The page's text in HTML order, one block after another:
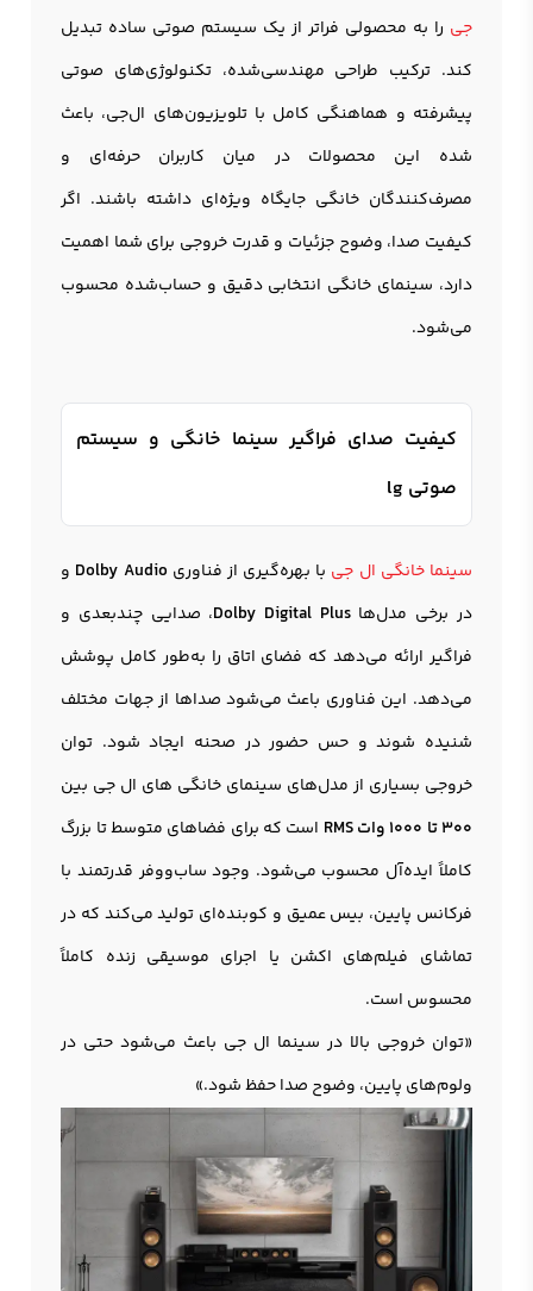
جی را به محصولی فراتر از یک سیستم صوتی ساده تبدیل
کند. ترکیب طراحی مهندسی‌شده، تکنولوژی‌های صوتی
پیشرفته و هماهنگی کامل با تلویزیون‌های ال‌جی، باعث
شده این محصولات در میان کاربران حرفه‌ای و
مصرف‌کنندگان خانگی جایگاه ویژه‌ای داشته باشند. اگر
کیفیت صدا، وضوح جزئیات و قدرت خروجی برای شما اهمیت
دارد، سینمای خانگی انتخابی دقیق و حساب‌شده محسوب
می‌شود.
کیفیت صدای فراگیر سینما خانگی و سیستم
صوتی lg
سینما خانگی ال جی با بهره‌گیری از فناوری Dolby Audio و
در برخی مدل‌هاDolby Digital Plus، صدایی چندبعدی و
فراگیر ارائه می‌دهد که فضای اتاق را به‌طور کامل پوشش
می‌دهد. این فناوری باعث می‌شود صداها از جهات مختلف
شنیده شوند و حس حضور در صحنه ایجاد شود. توان
خروجی بسیاری از مدل‌های سینمای خانگی های ال جی بین
300 تا 1000 وات RMS
است که برای فضاهای متوسط تا بزرگ
کاملاً ایده‌آل محسوب می‌شود. وجود ساب‌ووفر قدرتمند با
فرکانس پایین، بیس عمیق و کوبنده‌ای تولید می‌کند که در
تماشای فیلم‌های اکشن یا اجرای موسیقی زنده کاملاً
محسوس است.
«توان خروجی بالا در سینما ال جی باعث می‌شود حتی در
ولوم‌های پایین، وضوح صدا حفظ شود.»